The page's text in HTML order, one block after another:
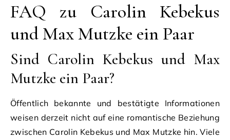
FAQ zu Carolin Kebekus
und Max Mutzke ein Paar
Sind Carolin Kebekus und Max
Mutzke ein Paar?
Öffentlich bekannte und bestätigte Informationen
weisen derzeit nicht auf eine romantische Beziehung
zwischen Carolin Kebekus und Max Mutzke hin. Viele